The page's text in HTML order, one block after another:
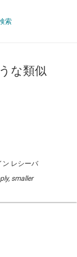
索
な類似
ン レシーバ
smaller